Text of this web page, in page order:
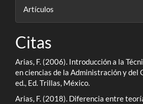
Artículos
Citas
Arias, F. (2006). Introducción a la
en ciencias de la Administración y del
ed., Ed. Trillas, México.
Arias, F. (2018). Diferencia entre